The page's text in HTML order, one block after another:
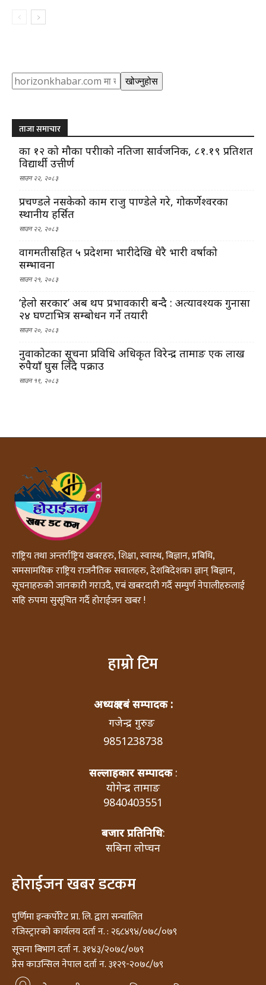
Search खोज्नुहोस
ताजा समाचार
कक्षा १२ को मौका परीक्षाको नतिजा सार्वजनिक, ८१.१९ प्रतिशत
विद्यार्थी उत्तीर्ण
साउन २२, २०८३
प्रचण्डले नसकेको काम राजु पाण्डेले गरे, गोकर्णेश्वरका
स्थानीय हर्सित
साउन २२, २०८३
वागमतीसहित ५ प्रदेशमा भारीदेखि धेरै भारी वर्षाको
सम्भावना
साउन २१, २०८३
‘हेलो सरकार’ अब थप प्रभावकारी बन्दै : अत्यावश्यक गुनासा
२४ घण्टाभित्र सम्बोधन गर्ने तयारी
साउन २०, २०८३
नुवाकोटका सूचना प्रविधि अधिकृत विरेन्द्र तामाङ एक लाख
रुपैयाँ घुस लिँदै पक्राउ
साउन १९, २०८३
राष्ट्रिय तथा अन्तर्राष्ट्रिय खबरहरु, शिक्षा, स्वास्थ, बिज्ञान, प्रबिधि,
समसामयिक राष्ट्रिय राजनैतिक सवालहरु, देशबिदेशका ज्ञान् बिज्ञान,
सूचनाहरुको जानकारी गराउदै, एबं खबरदारी गर्दै सम्पुर्ण नेपालीहरुलाई
सहि रुपमा सुसूचित गर्दै होराईजन खबर !
हाम्रो टिम
अध्यक्ष एबं सम्पादक :
गजेन्द्र गुरुङ
9851238738
सल्लाहकार सम्पादक:
योगेन्द्र तामाङ
9840403551
बजार प्रतिनिधि:
सबिना लोप्चन
होराईजन खबर डटकम
पुर्णिमा इन्कर्पोरेट प्रा. लि. द्वारा सन्चालित
रजिस्ट्रारको कार्यलय दर्ता न. : २६८४९४/०७८/०७९
सूचना बिभाग दर्ता न. ३१४३/२०७८/०७९
प्रेस काउन्सिल नेपाल दर्ता न. ३१२९-२०७८/७९